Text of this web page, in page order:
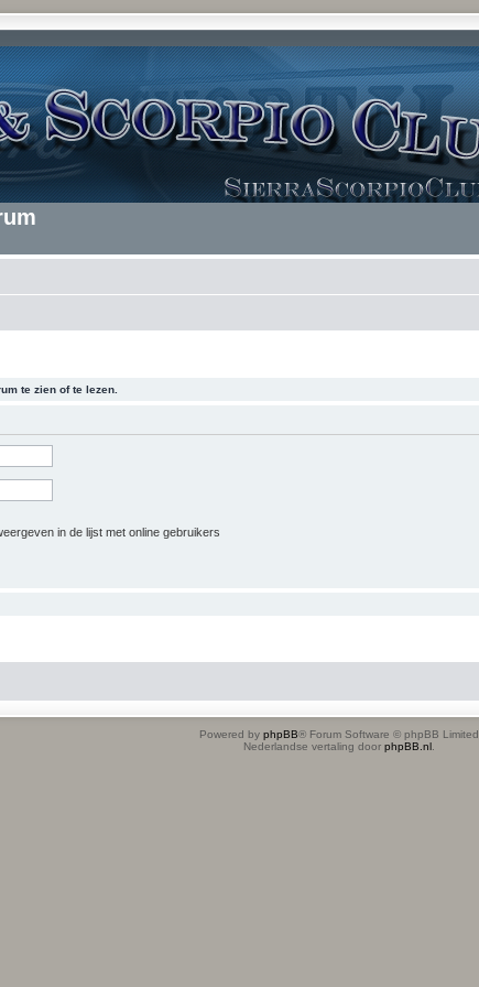
te zien of te lezen.
in de lijst met online gebruikers
Powered by phpBB® Forum Software © phpBB Limited
Nederlandse vertaling door phpBB.nl.